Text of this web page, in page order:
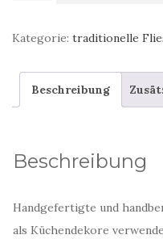
Kategorie: traditionelle
Beschreibung
Beschreibung
Handgefertigte und
als Küchendekore